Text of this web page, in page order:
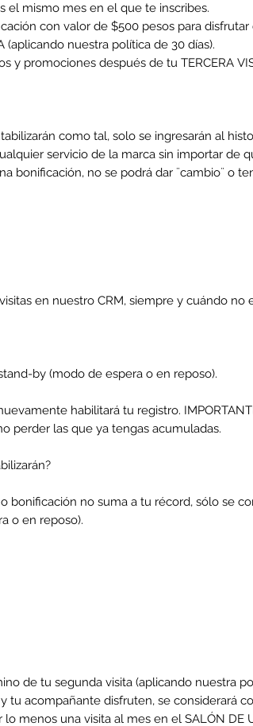
el mismo mes en el que te inscribes.
con valor de $500 pesos para
(aplicando nuestra política de 30 días).
y promociones después de tu TERCERA
como tal, solo se ingresarán al
servicio de la marca sin importar de
bonificación, no se podrá dar ¨cambio¨ o
en nuestro CRM, siempre y cuándo
by (modo de espera o en reposo).
habilitará tu registro.
perder las que ya tengas acumuladas.
bonificación no suma a tu récord, sólo se
o en reposo).
de tu segunda visita (aplicando nuestra
tu acompañante disfruten, se considerará
menos una visita al mes en el SALÓN DE